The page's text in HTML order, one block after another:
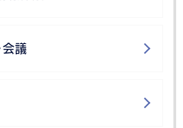
会議